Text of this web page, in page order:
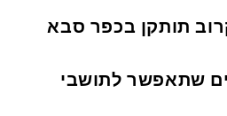
תותקן בכפר סבא
שתאפשר לתושבי